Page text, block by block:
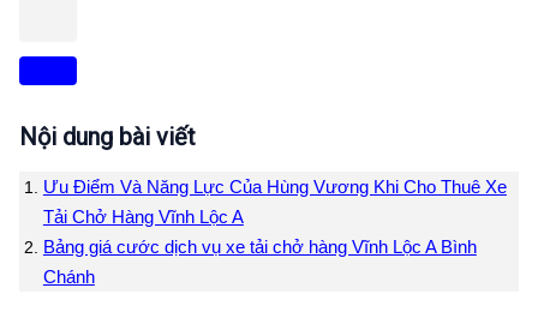
Nội dung bài viết
Ưu Điểm Và Năng Lực Của Hùng Vương Khi Cho Thuê Xe
Tải Chở Hàng Vĩnh Lộc A
Bảng giá cước dịch vụ xe tải chở hàng Vĩnh Lộc A Bình
Chánh